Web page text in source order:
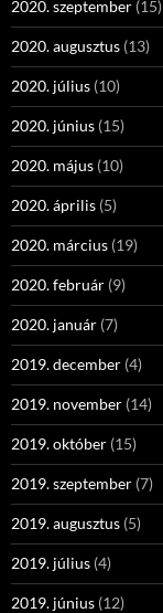
2020. szeptember (15)
2020. augusztus (13)
2020. július (10)
2020. június (15)
2020. május (10)
2020. április (5)
2020. március (19)
2020. február (9)
2020. január (7)
2019. december (4)
2019. november (14)
2019. október (15)
2019. szeptember (7)
2019. augusztus (5)
2019. július (4)
2019. június (12)